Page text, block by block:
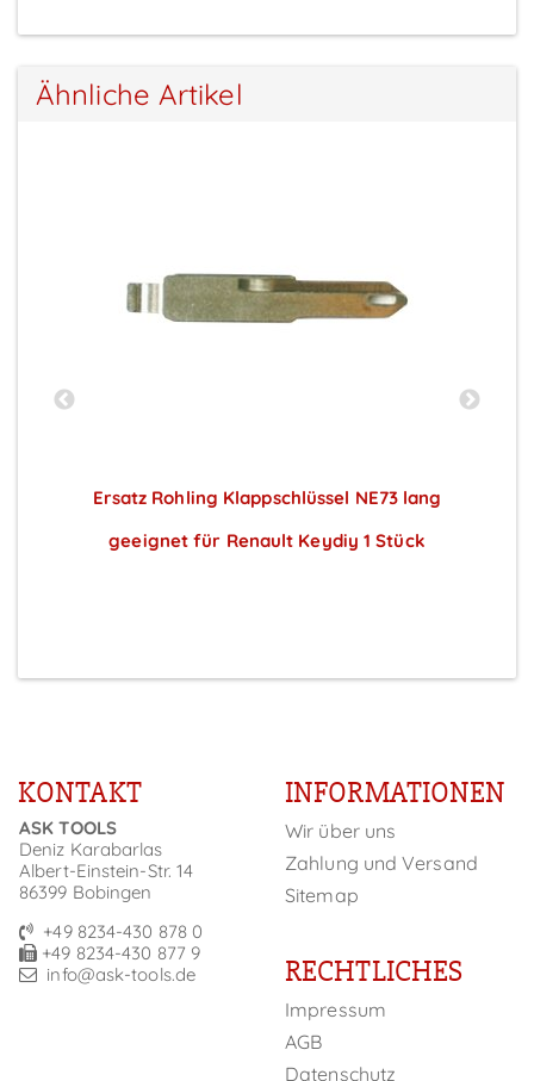
Ähnliche Artikel
Ersatz Rohling Klappschlüssel NE73 lang
geeignet für Renault Keydiy 1 Stück
KONTAKT
ASK TOOLS
Deniz Karabarlas
Albert-Einstein-Str. 14
86399 Bobingen
+49 8234-430 878 0
+49 8234-430 877 9
info@ask-tools.de
INFORMATIONEN
Wir über uns
Zahlung und Versand
Sitemap
RECHTLICHES
Impressum
AGB
Datenschutz